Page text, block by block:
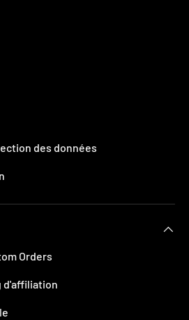
des données
Orders
d'affiliation